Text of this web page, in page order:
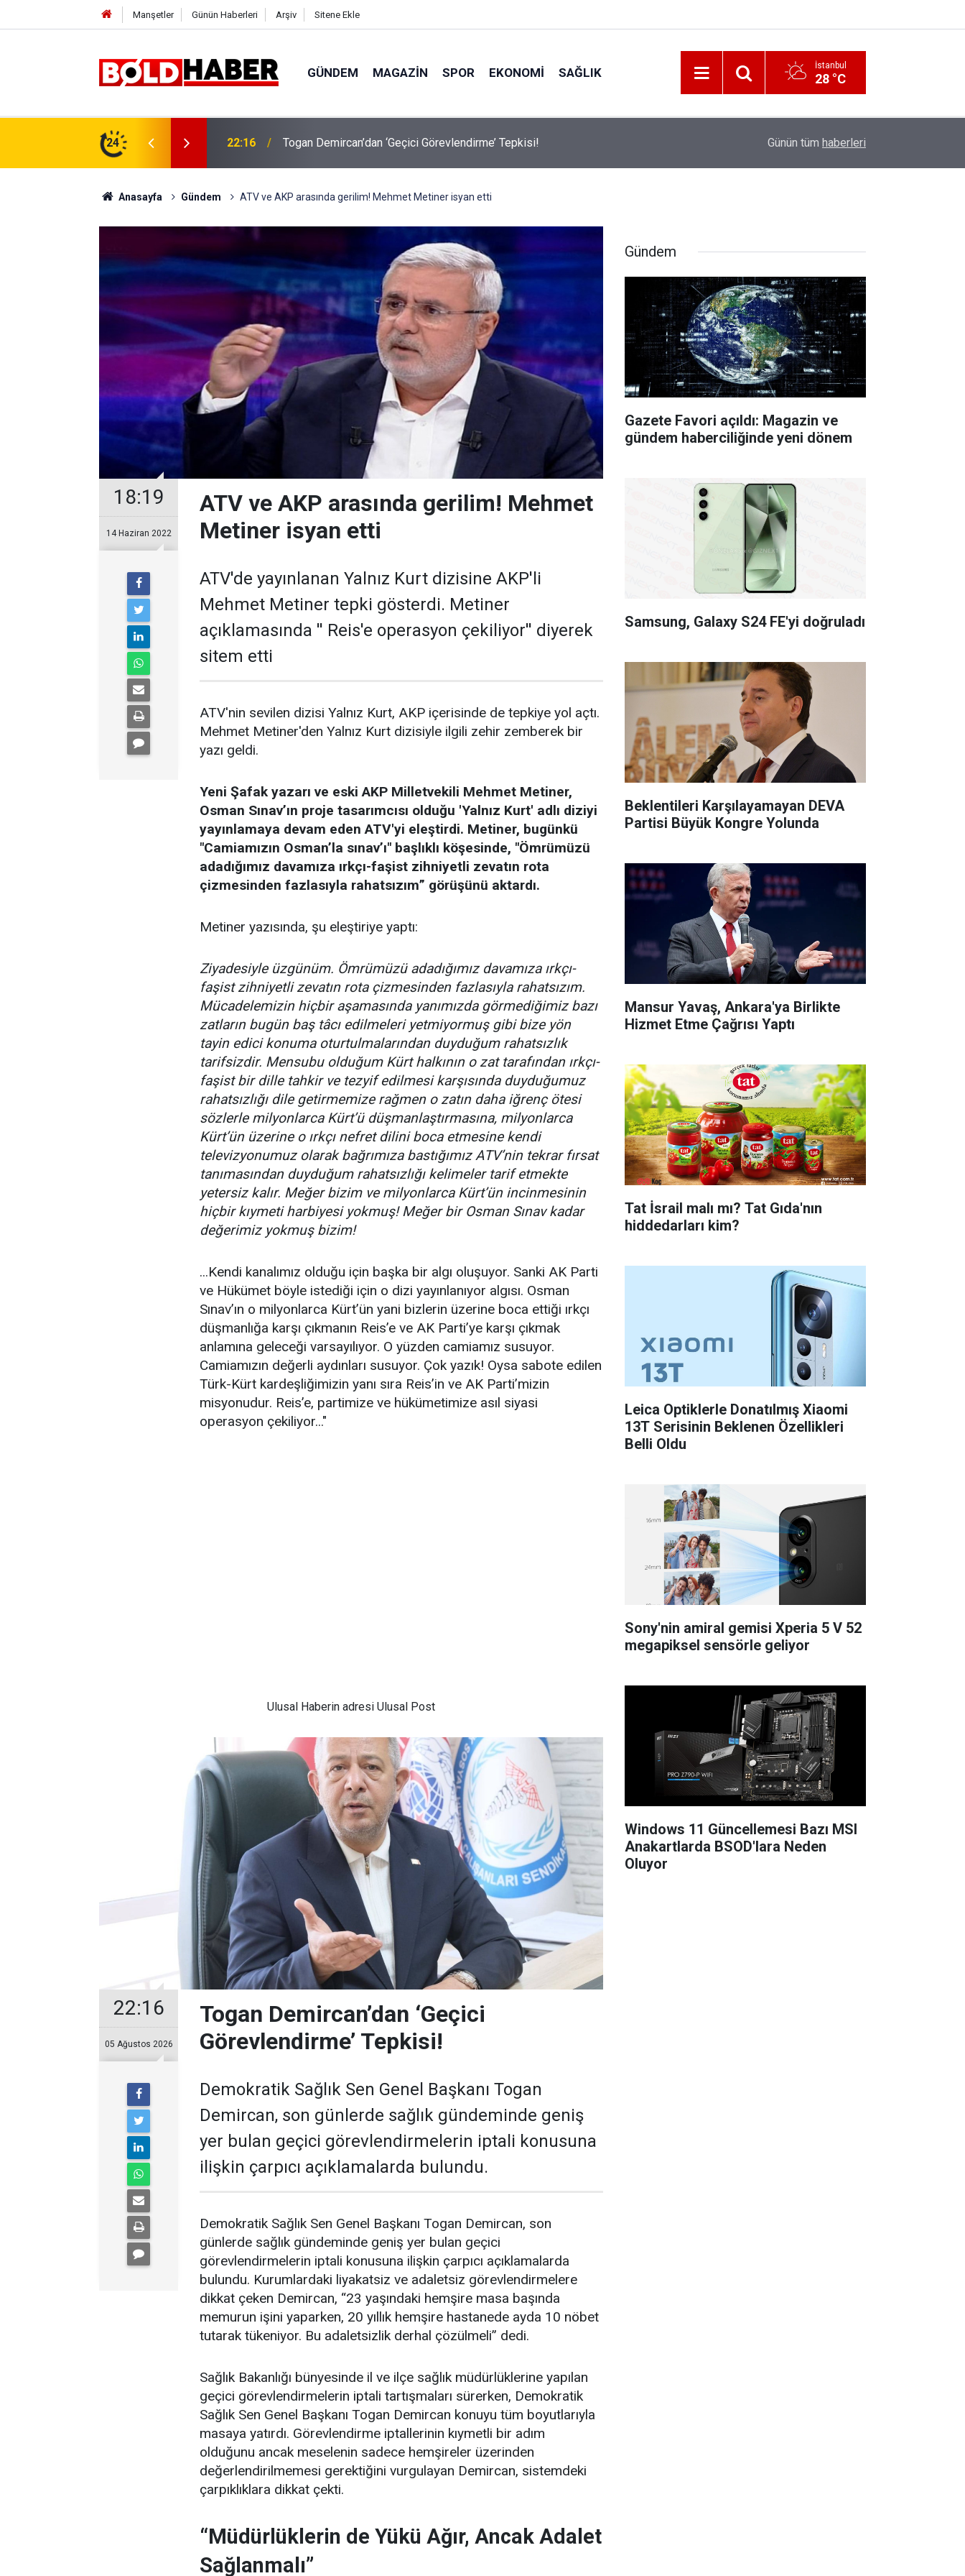
Manşetler Günün Haberleri Arşiv Sitene Ekle
GÜNDEM MAGAZIN SPOR EKONOMI SAĞLIK İstanbul
28 °C
24 19:32 Sıcak Havalarda Ödem Şikayetini Hafife Almayın! İzmir 112’de Kan Donduran İddialar!
Günün tüm haberleri
Anasayfa Gündem ATV ve AKP arasında gerilim! Mehmet Metiner isyan etti
18:19
14 Haziran 2022
ATV ve AKP arasında gerilim! Mehmet
Metiner isyan etti
ATV'de yayınlanan Yalnız Kurt dizisine AKP'li
Mehmet Metiner tepki gösterdi. Metiner
açıklamasında '' Reis'e operasyon çekiliyor'' diyerek
sitem etti
ATV'nin sevilen dizisi Yalnız Kurt, AKP içerisinde de tepkiye yol açtı.
Mehmet Metiner'den Yalnız Kurt dizisiyle ilgili zehir zemberek bir
yazı geldi.
Yeni Şafak yazarı ve eski AKP Milletvekili Mehmet Metiner,
Osman Sınav’ın proje tasarımcısı olduğu 'Yalnız Kurt' adlı diziyi
yayınlamaya devam eden ATV'yi eleştirdi. Metiner, bugünkü
"Camiamızın Osman’la sınav’ı" başlıklı köşesinde, "Ömrümüzü
adadığımız davamıza ırkçı-faşist zihniyetli zevatın rota
çizmesinden fazlasıyla rahatsızım” görüşünü aktardı.
Metiner yazısında, şu eleştiriye yaptı:
Ziyadesiyle üzgünüm. Ömrümüzü adadığımız davamıza ırkçı-
faşist zihniyetli zevatın rota çizmesinden fazlasıyla rahatsızım.
Mücadelemizin hiçbir aşamasında yanımızda görmediğimiz bazı
zatların bugün baş tâcı edilmeleri yetmiyormuş gibi bize yön
tayin edici konuma oturtulmalarından duyduğum rahatsızlık
tarifsizdir. Mensubu olduğum Kürt halkının o zat tarafından ırkçı-
faşist bir dille tahkir ve tezyif edilmesi karşısında duyduğumuz
rahatsızlığı dile getirmemize rağmen o zatın daha iğrenç ötesi
sözlerle milyonlarca Kürt’ü düşmanlaştırmasına, milyonlarca
Kürt’ün üzerine o ırkçı nefret dilini boca etmesine kendi
televizyonumuz olarak bağrımıza bastığımız ATV’nin tekrar fırsat
tanımasından duyduğum rahatsızlığı kelimeler tarif etmekte
yetersiz kalır. Meğer bizim ve milyonlarca Kürt’ün incinmesinin
hiçbir kıymeti harbiyesi yokmuş! Meğer bir Osman Sınav kadar
değerimiz yokmuş bizim!
...Kendi kanalımız olduğu için başka bir algı oluşuyor. Sanki AK Parti
ve Hükümet böyle istediği için o dizi yayınlanıyor algısı. Osman
Sınav’ın o milyonlarca Kürt’ün yani bizlerin üzerine boca ettiği ırkçı
düşmanlığa karşı çıkmanın Reis’e ve AK Parti’ye karşı çıkmak
anlamına geleceği varsayılıyor. O yüzden camiamız susuyor.
Camiamızın değerli aydınları susuyor. Çok yazık! Oysa sabote edilen
Türk-Kürt kardeşliğimizin yanı sıra Reis’in ve AK Parti’mizin
misyonudur. Reis’e, partimize ve hükümetimize asıl siyasi
operasyon çekiliyor..."
Ulusal Haberin adresi Ulusal Post
22:16
05 Ağustos 2026
Togan Demircan’dan ‘Geçici
Görevlendirme’ Tepkisi!
Demokratik Sağlık Sen Genel Başkanı Togan
Demircan, son günlerde sağlık gündeminde geniş
yer bulan geçici görevlendirmelerin iptali konusuna
ilişkin çarpıcı açıklamalarda bulundu.
Demokratik Sağlık Sen Genel Başkanı Togan Demircan, son
günlerde sağlık gündeminde geniş yer bulan geçici
görevlendirmelerin iptali konusuna ilişkin çarpıcı açıklamalarda
bulundu. Kurumlardaki liyakatsiz ve adaletsiz görevlendirmelere
dikkat çeken Demircan, “23 yaşındaki hemşire masa başında
memurun işini yaparken, 20 yıllık hemşire hastanede ayda 10 nöbet
tutarak tükeniyor. Bu adaletsizlik derhal çözülmeli” dedi.
Sağlık Bakanlığı bünyesinde il ve ilçe sağlık müdürlüklerine yapılan
geçici görevlendirmelerin iptali tartışmaları sürerken, Demokratik
Sağlık Sen Genel Başkanı Togan Demircan konuyu tüm boyutlarıyla
masaya yatırdı. Görevlendirme iptallerinin kıymetli bir adım
olduğunu ancak meselenin sadece hemşireler üzerinden
değerlendirilmemesi gerektiğini vurgulayan Demircan, sistemdeki
çarpıklıklara dikkat çekti.
“Müdürlüklerin de Yükü Ağır, Ancak Adalet
Sağlanmalı”
Gündem
Gazete Favori açıldı: Magazin ve
gündem haberciliğinde yeni dönem
Samsung, Galaxy S24 FE'yi doğruladı
Beklentileri Karşılayamayan DEVA
Partisi Büyük Kongre Yolunda
Mansur Yavaş, Ankara'ya Birlikte
Hizmet Etme Çağrısı Yaptı
Tat İsrail malı mı? Tat Gıda'nın
hiddedarları kim?
Leica Optiklerle Donatılmış Xiaomi
13T Serisinin Beklenen Özellikleri
Belli Oldu
Sony'nin amiral gemisi Xperia 5 V 52
megapiksel sensörle geliyor
Windows 11 Güncellemesi Bazı MSI
Anakartlarda BSOD'lara Neden
Oluyor